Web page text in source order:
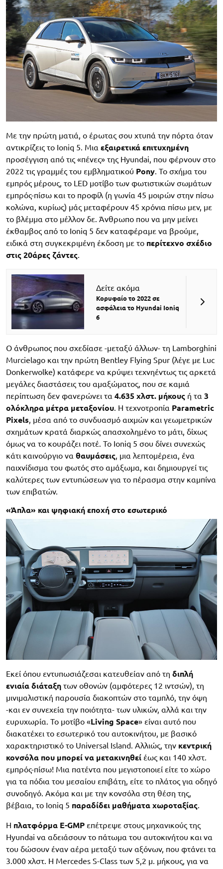
Με την πρώτη ματιά, ο έρωτας σου χτυπά την πόρτα όταν
αντικρίζεις το Ioniq 5. Μια εξαιρετικά επιτυχημένη
προσέγγιση από τις «πένες» της Hyundai, που φέρνουν στο
2022 τις γραμμές του εμβληματικού Pony. Το σχήμα του
εμπρός μέρους, το LED μοτίβο των φωτιστικών σωμάτων
εμπρός-πίσω και το προφίλ (η γωνία 45 μοιρών στην πίσω
κολώνα, κυρίως) μάς μεταφέρουν 45 χρόνια πίσω μεν, με
το βλέμμα στο μέλλον δε. Άνθρωπο που να μην μείνει
έκθαμβος από το Ioniq 5 δεν καταφέραμε να βρούμε,
ειδικά στη συγκεκριμένη έκδοση με το περίτεχνο σχέδιο
στις 20άρες ζάντες.
Δείτε ακόμα
Κορυφαίο το 2022 σε
ασφάλεια το Hyundai Ioniq
6
Ο άνθρωπος που σχεδίασε -μεταξύ άλλων- τη Lamborghini
Murcielago και την πρώτη Bentley Flying Spur (λέγε με Luc
Donkerwolke) κατάφερε να κρύψει τεχνηέντως τις αρκετά
μεγάλες διαστάσεις του αμαξώματος, που σε καμιά
περίπτωση δεν φανερώνει τα 4.635 χλστ. μήκους ή τα 3
ολόκληρα μέτρα μεταξονίου. Η τεχνοτροπία Parametric
Pixels, μέσα από το συνδυασμό αιχμών και γεωμετρικών
σχημάτων κρατά διαρκώς απασχολημένο το μάτι, δίχως
όμως να το κουράζει ποτέ. Το Ioniq 5 σου δίνει συνεχώς
κάτι καινούργιο να θαυμάσεις, μια λεπτομέρεια, ένα
παιχνίδισμα του φωτός στο αμάξωμα, και δημιουργεί τις
καλύτερες των εντυπώσεων για το πέρασμα στην καμπίνα
των επιβατών.
«Άπλα» και ψηφιακή εποχή στο εσωτερικό
Εκεί όπου εντυπωσιάζεσαι κατευθείαν από τη διπλή
ενιαία διάταξη των οθονών (αμφότερες 12 ιντσών), τη
μινιμαλιστική παρουσία διακοπτών στο ταμπλό, την όψη
-και εν συνεχεία την ποιότητα- των υλικών, αλλά και την
ευρυχωρία. Το μοτίβο «Living Space» είναι αυτό που
διακατέχει το εσωτερικό του αυτοκινήτου, με βασικό
χαρακτηριστικό το Universal Island. Αλλιώς, την κεντρική
κονσόλα που μπορεί να μετακινηθεί έως και 140 χλστ.
εμπρός-πίσω! Μια πατέντα που μεγιστοποιεί είτε το χώρο
για τα πόδια του μεσαίου επιβάτη, είτε το πλάτος για οδηγό
συνοδηγό. Ακόμα και με την κονσόλα στη θέση της,
βέβαια, το Ioniq 5 παραδίδει μαθήματα χωροταξίας.
Η πλατφόρμα E-GMP επέτρεψε στους μηχανικούς της
Hyundai να αδειάσουν το πάτωμα του αυτοκινήτου και να
του δώσουν έναν αέρα μεταξύ των αξόνων, που φτάνει τα
3.000 χλστ. Η Mercedes S-Class των 5,2 μ. μήκους, για να